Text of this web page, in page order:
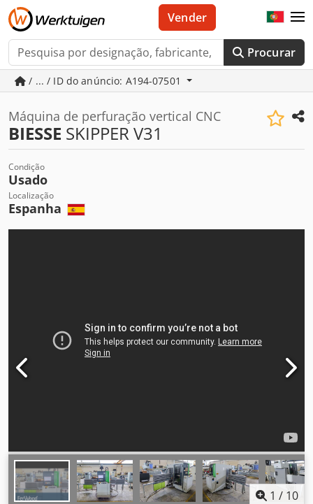
Procurar
Vender
/ ... / ID do anúncio: A194-07501
Máquina de perfuração vertical CNC
BIESSE SKIPPER V31
Condição
Usado
Localização
Espanha
1 / 10